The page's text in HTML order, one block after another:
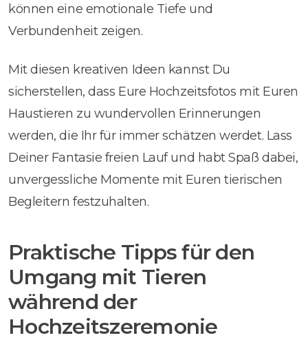
können eine emotionale Tiefe und
Verbundenheit zeigen.
Mit diesen kreativen Ideen kannst Du
sicherstellen, dass Eure Hochzeitsfotos mit Euren
Haustieren zu wundervollen Erinnerungen
werden, die Ihr für immer schätzen werdet. Lass
Deiner Fantasie freien Lauf und habt Spaß dabei,
unvergessliche Momente mit Euren tierischen
Begleitern festzuhalten.
Praktische Tipps für den
Umgang mit Tieren
während der
Hochzeitszeremonie